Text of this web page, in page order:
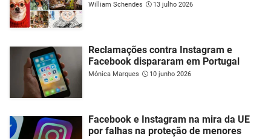
William Schendes 13 julho 2026
Reclamações contra Instagram e
Facebook dispararam em Portugal
Mónica Marques 10 junho 2026
Facebook e Instagram na mira da UE
por falhas na proteção de menores